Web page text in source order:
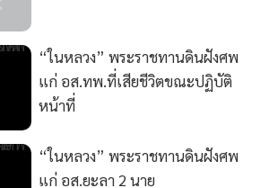
“ในหลวง” พระราชทานดินฝังศพ
แก่ อส.ทพ.ที่เสียชีวิตขณะปฏิบัติ
หน้าที่
“ในหลวง” พระราชทานดินฝังศพ
แก่ อส.ยะลา 2 นาย